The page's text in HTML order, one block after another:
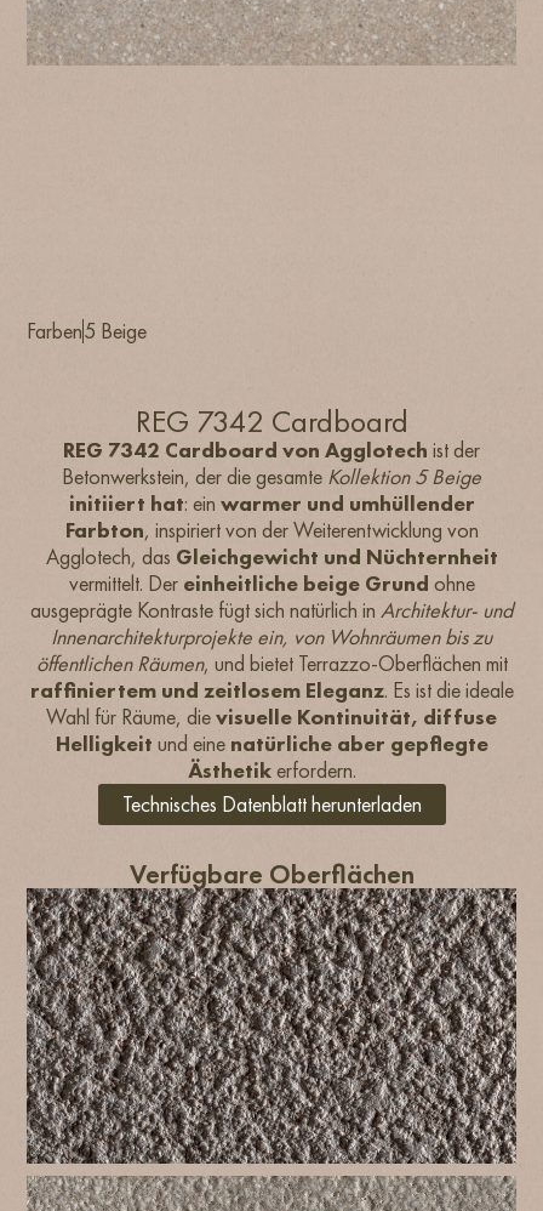
Farben5 Beige
REG 7342 Cardboard
REG 7342 Cardboard von Agglotech ist der
Betonwerkstein, der die gesamte Kollektion 5 Beige
initiiert hat: ein warmer und umhüllender
Farbton, inspiriert von der Weiterentwicklung von
Agglotech, das Gleichgewicht und Nüchternheit
vermittelt. Dereinheitliche beige Grund ohne
ausgeprägte Kontraste fügt sich natürlich in Architektur- und
Innenarchitekturprojekte ein, von Wohnräumen bis zu
öffentlichen Räumen, und bietet Terrazzo-Oberflächen mit
raffiniertem und zeitlosem Eleganz. Es ist die ideale
Wahl für Räume, dievisuelle Kontinuität, diffuse
Helligkeit und eine natürliche aber gepflegte
Ästhetikerfordern.
Technisches Datenblatt herunterladen
Verfügbare Oberflächen